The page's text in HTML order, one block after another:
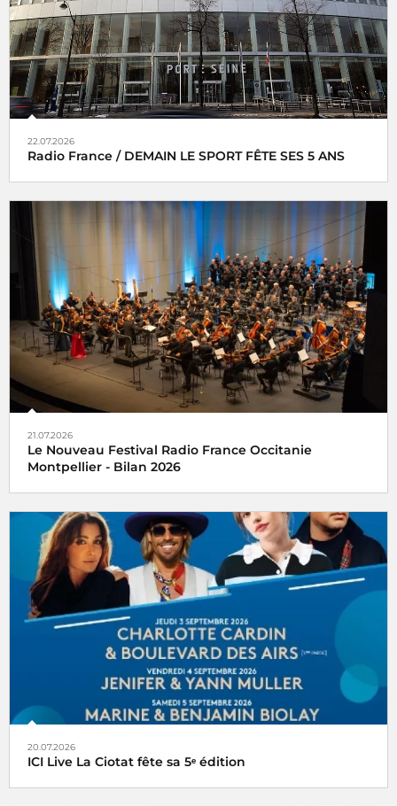
22.07.2026
Radio France / DEMAIN LE SPORT FÊTE SES 5 ANS
21.07.2026
Le Nouveau Festival Radio France Occitanie
Montpellier - Bilan 2026
20.07.2026
ICI Live La Ciotat fête sa 5ᵉ édition